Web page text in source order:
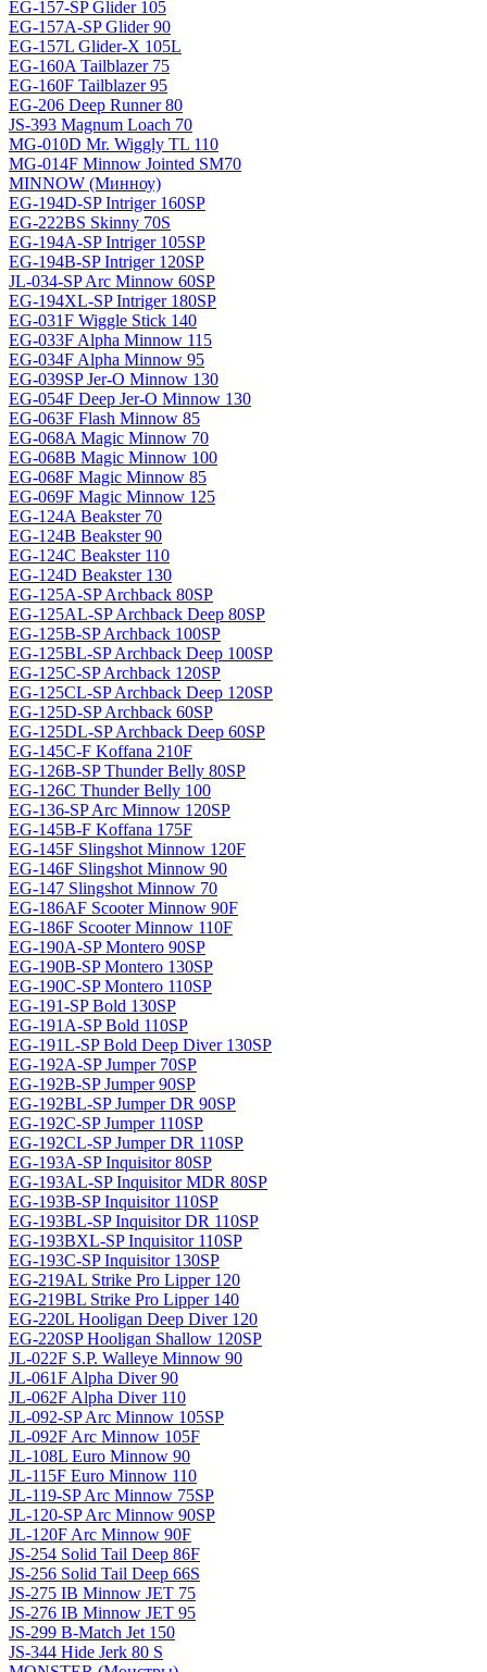
EG-157-SP Glider 105
EG-157A-SP Glider 90
EG-157L Glider-X 105L
EG-160A Tailblazer 75
EG-160F Tailblazer 95
EG-206 Deep Runner 80
JS-393 Magnum Loach 70
MG-010D Mr. Wiggly TL 110
MG-014F Minnow Jointed SM70
MINNOW (Минноу)
EG-194D-SP Intriger 160SP
EG-222BS Skinny 70S
EG-194A-SP Intriger 105SP
EG-194B-SP Intriger 120SP
JL-034-SP Arc Minnow 60SP
EG-194XL-SP Intriger 180SP
EG-031F Wiggle Stick 140
EG-033F Alpha Minnow 115
EG-034F Alpha Minnow 95
EG-039SP Jer-O Minnow 130
EG-054F Deep Jer-O Minnow 130
EG-063F Flash Minnow 85
EG-068A Magic Minnow 70
EG-068B Magic Minnow 100
EG-068F Magic Minnow 85
EG-069F Magiс Minnow 125
EG-124A Beakster 70
EG-124B Beakster 90
EG-124C Beakster 110
EG-124D Beakster 130
EG-125A-SP Archback 80SP
EG-125AL-SP Archback Deep 80SP
EG-125B-SP Archback 100SP
EG-125BL-SP Archback Deep 100SP
EG-125C-SP Archback 120SP
EG-125CL-SP Archback Deep 120SP
EG-125D-SP Archback 60SP
EG-125DL-SP Archback Deep 60SP
EG-145C-F Koffana 210F
EG-126B-SP Thunder Belly 80SP
EG-126C Thunder Belly 100
EG-136-SP Arc Minnow 120SP
EG-145B-F Koffana 175F
EG-145F Slingshot Minnow 120F
EG-146F Slingshot Minnow 90
EG-147 Slingshot Minnow 70
EG-186AF Scooter Minnow 90F
EG-186F Scooter Minnow 110F
EG-190A-SP Montero 90SP
EG-190B-SP Montero 130SP
EG-190C-SP Montero 110SP
EG-191-SP Bold 130SP
EG-191A-SP Bold 110SP
EG-191L-SP Bold Deep Diver 130SP
EG-192A-SP Jumper 70SP
EG-192B-SP Jumper 90SP
EG-192BL-SP Jumper DR 90SP
EG-192C-SP Jumper 110SP
EG-192CL-SP Jumper DR 110SP
EG-193A-SP Inquisitor 80SP
EG-193AL-SP Inquisitor MDR 80SP
EG-193B-SP Inquisitor 110SP
EG-193BL-SP Inquisitor DR 110SP
EG-193BXL-SP Inquisitor 110SP
EG-193C-SP Inquisitor 130SP
EG-219AL Strike Pro Lipper 120
EG-219BL Strike Pro Lipper 140
EG-220L Hooligan Deep Diver 120
EG-220SP Hooligan Shallow 120SP
JL-022F S.P. Walleye Minnow 90
JL-061F Alpha Diver 90
JL-062F Alpha Diver 110
JL-092-SP Arc Minnow 105SP
JL-092F Arc Minnow 105F
JL-108L Euro Minnow 90
JL-115F Euro Minnow 110
JL-119-SP Arc Minnow 75SP
JL-120-SP Arc Minnow 90SP
JL-120F Arc Minnow 90F
JS-254 Solid Tail Deep 86F
JS-256 Solid Tail Deep 66S
JS-275 IB Minnow JET 75
JS-276 IB Minnow JET 95
JS-299 B-Match Jet 150
JS-344 Hide Jerk 80 S